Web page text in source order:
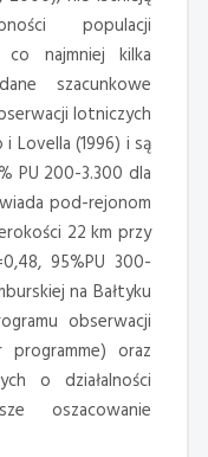
populacji
co najmniej kilka
szacunkowe
lotniczych
Lovella (1996) i są
PU 200-3.300 dla
pod-rejonom
22 km przy
95%PU 300-
na Bałtyku
obserwacji
oraz
o działalności
oszacowanie